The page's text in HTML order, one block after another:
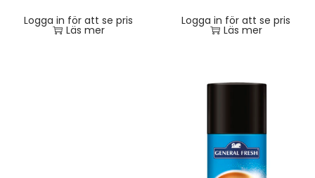
Logga in för att se pris
Läs mer
Logga in för att se pris
Läs mer